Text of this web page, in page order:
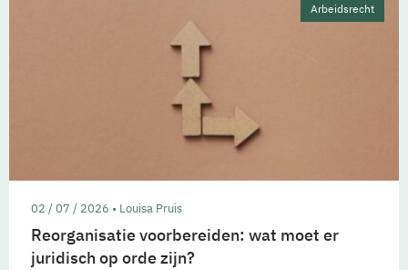
Arbeidsrecht
02 / 07 / 2026 • Louisa Pruis
Reorganisatie voorbereiden: wat moet er
juridisch op orde zijn?